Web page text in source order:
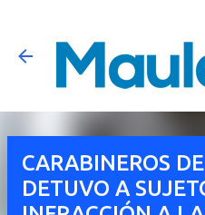
Ir al
CARABINEROS
DETUVO A